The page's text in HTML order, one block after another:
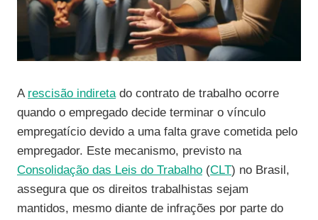
A rescisão indiretado contrato de trabalho ocorre
quando o empregado decide terminar o vínculo
empregatício devido a uma falta grave cometida pelo
empregador. Este mecanismo, previsto na
Consolidação das Leis do Trabalho (CLT) no Brasil,
assegura que os direitos trabalhistas sejam
mantidos, mesmo diante de infrações por parte do